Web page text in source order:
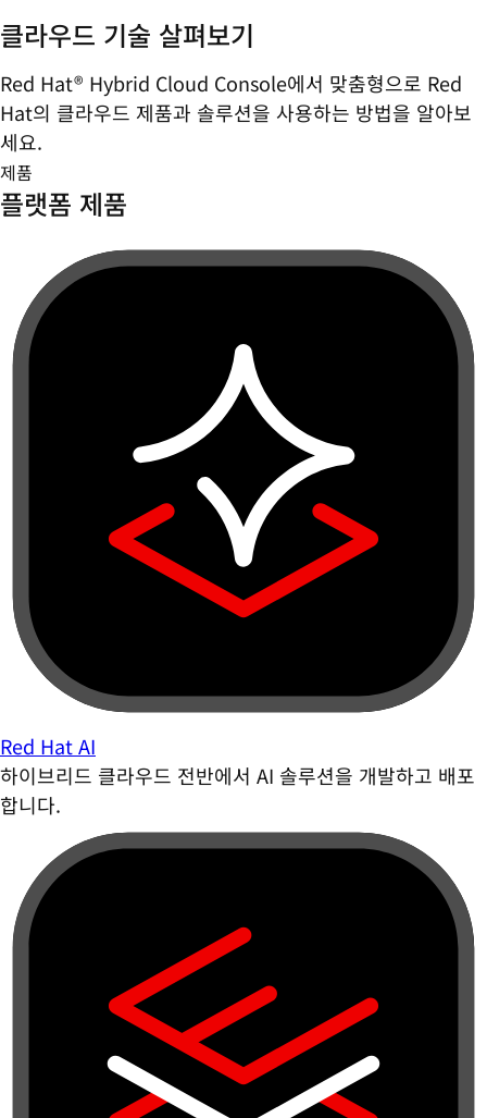
클라우드 기술 살펴보기
Red Hat® Hybrid Cloud Console에서 맞춤형으로 Red
Hat의 클라우드 제품과 솔루션을 사용하는 방법을 알아보
세요.
제품
플랫폼 제품
Red Hat AI
하이브리드 클라우드 전반에서 AI 솔루션을 개발하고 배포
합니다.